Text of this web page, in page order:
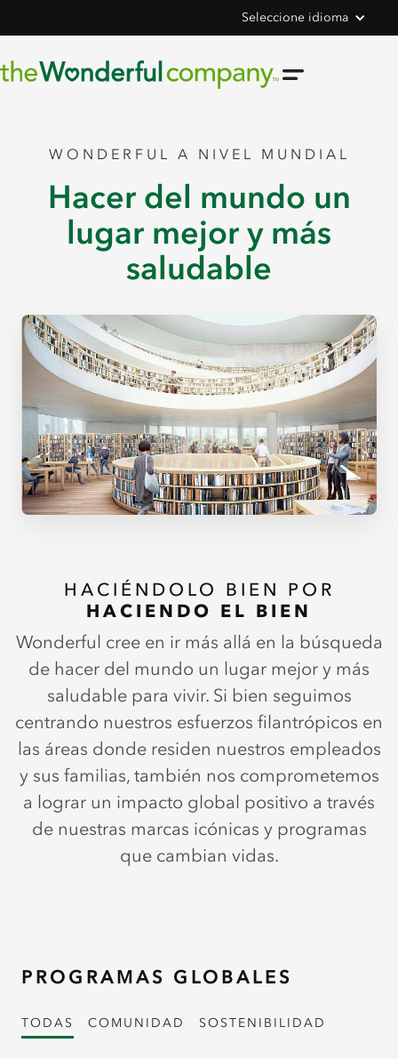
Seleccione idioma
WONDERFUL A NIVEL MUNDIAL
Hacer del mundo un
lugar mejor y más
saludable
HACIÉNDOLO BIEN POR
HACIENDO EL BIEN
Wonderful cree en ir más allá en la búsqueda
de hacer del mundo un lugar mejor y más
saludable para vivir. Si bien seguimos
centrando nuestros esfuerzos filantrópicos en
las áreas donde residen nuestros empleados
y sus familias, también nos comprometemos
a lograr un impacto global positivo a través
de nuestras marcas icónicas y programas
que cambian vidas.
PROGRAMAS GLOBALES
TODAS COMUNIDAD SOSTENIBILIDAD